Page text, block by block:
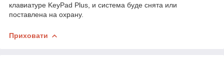
клавиатуре KeyPad Plus, и система буде снята или
поставлена на охрану.
Приховати